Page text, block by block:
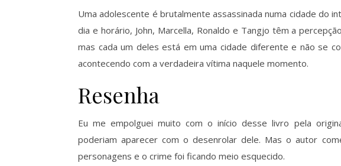
Uma adolescente é brutalmente assassinada numa cidade do
dia e horário, John, Marcella, Ronaldo e Tangjo têm a
mas cada um deles está em uma cidade diferente e não se
acontecendo com a verdadeira vítima naquele momento.
Resenha
Eu me empolguei muito com o início desse livro pela
poderiam aparecer com o desenrolar dele. Mas o autor
personagens e o crime foi ficando meio esquecido.